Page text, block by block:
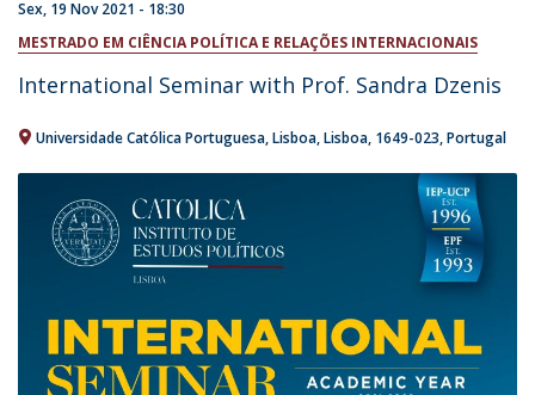
Sex, 19 Nov 2021 - 18:30
MESTRADO EM CIÊNCIA POLÍTICA E RELAÇÕES INTERNACIONAIS
International Seminar with Prof. Sandra Dzenis
Universidade Católica Portuguesa Lisboa Lisboa 1649-023 Portugal